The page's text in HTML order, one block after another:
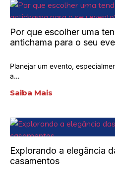
Por que escolher uma
antichama para o seu
Planejar um evento,
a…
Saiba Mais
Explorando a elegância
casamentos